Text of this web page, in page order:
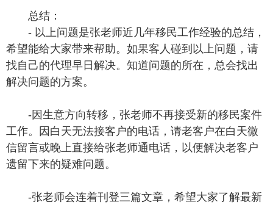
总结：
- 以上问题是张老师近几年移民工作经验的总结，
希望能给大家带来帮助。如果客人碰到以上问题，请
找自己的代理早日解决。知道问题的所在，总会找出
解决问题的方案。
-因生意方向转移，张老师不再接受新的移民案件
工作。因白天无法接客户的电话，请老客户在白天微
信留言或晚上直接给张老师通电话，以便解决老客户
遗留下来的疑难问题。
-张老师会连着刊登三篇文章，希望大家了解最新